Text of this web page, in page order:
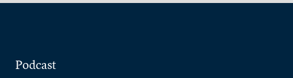
Podcast